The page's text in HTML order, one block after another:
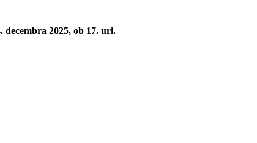
decembra 2025, ob 17. uri.